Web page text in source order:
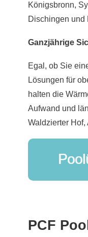
Königsbronn,
Dischingen und
Ganzjährige
Egal, ob Sie
Lösungen für
halten die
Aufwand und
Waldzierter
PCF